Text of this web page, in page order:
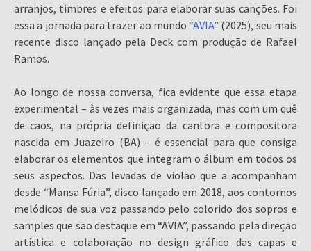
arranjos, timbres e efeitos para elaborar suas canções. Foi
essa a jornada para trazer ao mundo “AVIA” (2025), seu mais
recente disco lançado pela Deck com produção de Rafael
Ramos.
Ao longo de nossa conversa, fica evidente que essa etapa
experimental – às vezes mais organizada, mas com um quê
de caos, na própria definição da cantora e compositora
nascida em Juazeiro (BA) – é essencial para que consiga
elaborar os elementos que integram o álbum em todos os
seus aspectos. Das levadas de violão que a acompanham
desde “Mansa Fúria”, disco lançado em 2018, aos contornos
melódicos de sua voz passando pelo colorido dos sopros e
samples que são destaque em “AVIA”, passando pela direção
artística e colaboração no design gráfico das capas e